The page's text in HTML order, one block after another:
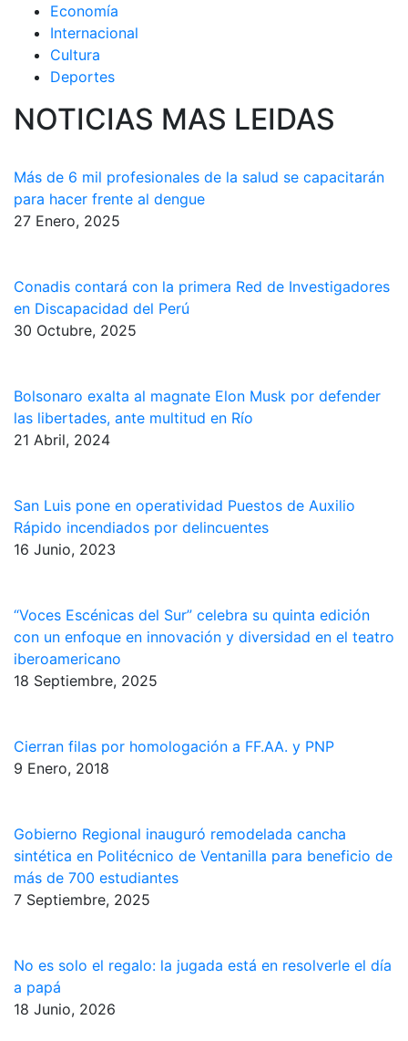
Economía
Internacional
Cultura
Deportes
NOTICIAS MAS LEIDAS
Más de 6 mil profesionales de la salud se capacitarán
para hacer frente al dengue
27 Enero, 2025
Conadis contará con la primera Red de Investigadores
en Discapacidad del Perú
30 Octubre, 2025
Bolsonaro exalta al magnate Elon Musk por defender
las libertades, ante multitud en Río
21 Abril, 2024
San Luis pone en operatividad Puestos de Auxilio
Rápido incendiados por delincuentes
16 Junio, 2023
“Voces Escénicas del Sur” celebra su quinta edición
con un enfoque en innovación y diversidad en el teatro
iberoamericano
18 Septiembre, 2025
Cierran filas por homologación a FF.AA. y PNP
9 Enero, 2018
Gobierno Regional inauguró remodelada cancha
sintética en Politécnico de Ventanilla para beneficio de
más de 700 estudiantes
7 Septiembre, 2025
No es solo el regalo: la jugada está en resolverle el día
a papá
18 Junio, 2026